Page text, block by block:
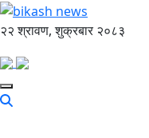
२२ श्रावण, शुक्रबार २०८३